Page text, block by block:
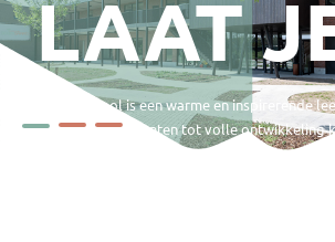
LAAT
Onze school is een warme en inspirerende
talenten tot volle ontwikkeling